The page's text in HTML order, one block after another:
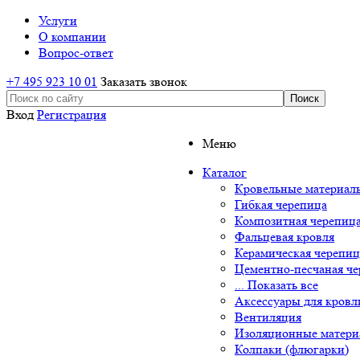
Услуги
О компании
Вопрос-ответ
+7 495 923 10 01 Заказать звонок
Вход Регистрация
Меню
Каталог
Кровельные
Гибкая черепица
Композитная
Фальцевая кровля
Керамическая
Цементно-песчаная
... Показать все
Аксессуары для
Вентиляция
Изоляционные
Колпаки (флюгарки)